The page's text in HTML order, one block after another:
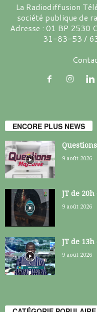
La Radiodiffusion
société publique de
Adresse : 01 BP 2530
31-83-53 /
ENCORE PLUS NEWS
9 août 2026
JT de
9 août 2026
JT de
9 août 2026